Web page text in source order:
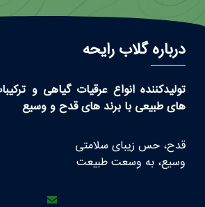
درباره گلاب رایحه
تولیدکننده انواع عرقیات گیاهی و
های طبیعی با برند های قدح و وسیع
قدح، حس زیبای سلامتی
وسیع، به وسعت طبیعت